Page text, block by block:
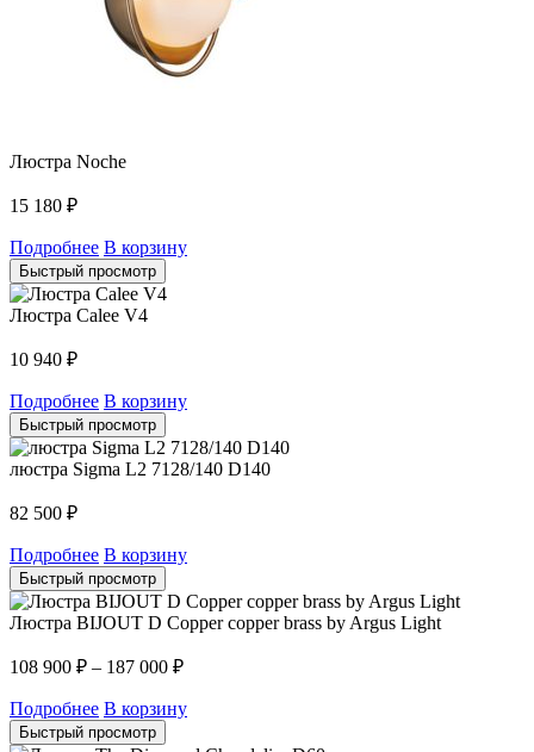
Люстра Noche
15 180 ₽
Подробнее В корзину
Быстрый просмотр
Люстра Calee V4
10 940 ₽
Подробнее В корзину
Быстрый просмотр
люстра Sigma L2 7128/140 D140
82 500 ₽
Подробнее В корзину
Быстрый просмотр
Люстра BIJOUT D Copper copper brass by Argus Light
108 900 ₽ – 187 000 ₽
Подробнее В корзину
Быстрый просмотр